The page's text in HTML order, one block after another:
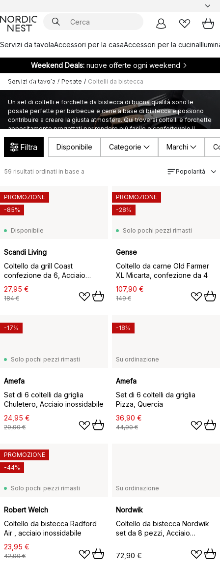
Servizi da tavolaAccessori per la casaAccessori per la cucina
Weekend Deals: nuove offerte ogni weekend
Servizi da tavola / Posate / Coltelli da bistecca
Coltelli da bistecca
Un set di coltelli e forchette da bistecca di buona qualità sono le
posate perfette per barbecue e cene a base di bistecca e possono
contribuire a creare la giusta atmosfera. Qui troverai coltelli e forchette
appositamente progettati per rendere più facile e confortevole il
taglio della bistecca e di altri tipi di carne.
Filtra Disponibile Categorie Marchi
59 risultati ordinati in base a Popolarità
Disponibile
Scandi Living
Coltello da grill Coast
confezione da 6, Acciaio
inossidabile
27,95 €
184 €
PROMOZIONE
-85%
Solo pochi pezzi rimasti
Gense
Coltello da carne Old Farmer
XL Micarta, confezione da 4
107,90 €
149 €
PROMOZIONE
-28%
Solo pochi pezzi rimasti
Amefa
Set di 6 coltelli da griglia
Chuletero, Acciaio inossidabile
24,95 €
29,90 €
-17%
Su ordinazione
Amefa
Set di 6 coltelli da griglia
Pizza, Quercia
36,90 €
44,90 €
-18%
Solo pochi pezzi rimasti
Robert Welch
Coltello da bistecca Radford
Air , acciaio inossidabile
23,95 €
42,90 €
PROMOZIONE
-44%
Su ordinazione
Nordwik
Coltello da bistecca Nordwik
set da 8 pezzi, Acciaio
72,90 €